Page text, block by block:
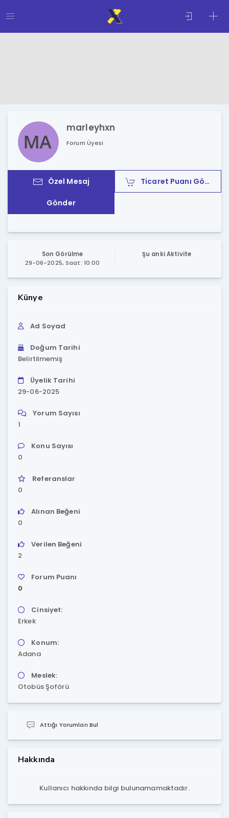
marleyhxn
Forum Üyesi
Özel Mesaj
Gönder
Ticaret Puanı Gönder
Son Görülme
29-06-2025, Saat: 10:00
Şu anki Aktivite
Künye
Ad Soyad
Doğum Tarihi
Belirtilmemiş
Üyelik Tarihi
29-06-2025
Yorum Sayısı
1
Konu Sayısı
0
Referanslar
0
Alınan Beğeni
0
Verilen Beğeni
2
Forum Puanı
0
Cinsiyet:
Erkek
Konum:
Adana
Meslek:
Otobüs Şoförü
Attığı Yorumları Bul
Hakkında
Kullanıcı hakkında bilgi bulunamamaktadır.